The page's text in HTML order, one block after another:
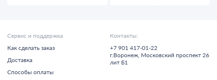
Сервис и поддержка
Как сделать заказ
Доставка
Способы оплаты
Контакты:
+7 901 417-01-22
г.Воронеж, Московский проспект 26
лит Б1